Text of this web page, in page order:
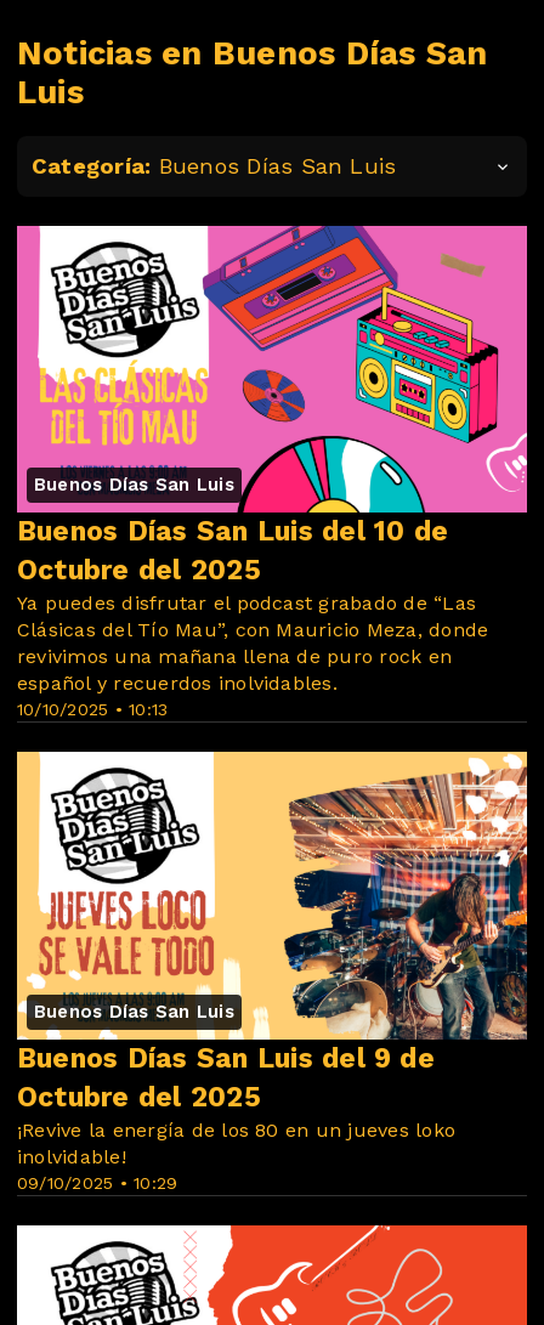
Noticias en Buenos Días San
Luis
Categoría: Buenos Días San Luis
Buenos Días San Luis
10/10/2025 • 10:13
Buenos Días San Luis del 10 de
Octubre del 2025
Ya puedes disfrutar el podcast grabado de “Las
Clásicas del Tío Mau”, con Mauricio Meza, donde
revivimos una mañana llena de puro rock en
español y recuerdos inolvidables.
Buenos Días San Luis
09/10/2025 • 10:29
Buenos Días San Luis del 9 de
Octubre del 2025
¡Revive la energía de los 80 en un jueves loko
inolvidable!